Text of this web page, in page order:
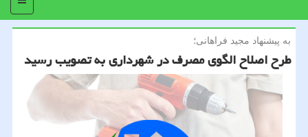
به پیشنهاد مجید فراهانی؛
طرح اصلاح الگوی مصرف در شهرداری به تصویب رسید